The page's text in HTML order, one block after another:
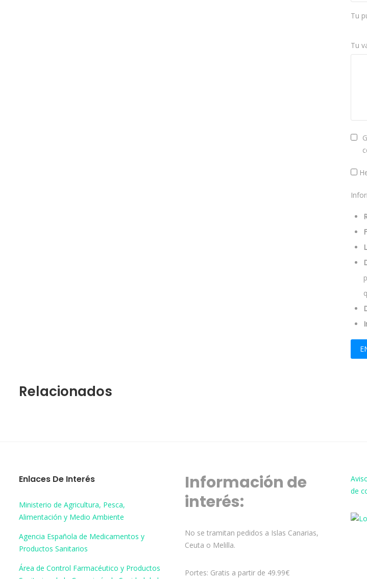
Tu
Tu
Relacionados
Enlaces De Interés
Ministerio de Agricultura, Pesca,
Alimentación y Medio Ambiente
Agencia Española de Medicamentos y
Productos Sanitarios
Área de Control Farmacéutico y Productos
Información de
interés:
No se tramitan pedidos a Islas Canarias,
Ceuta o Melilla.
Portes: Gratis a partir de 49.99€
de